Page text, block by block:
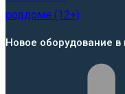
Новое оборудование